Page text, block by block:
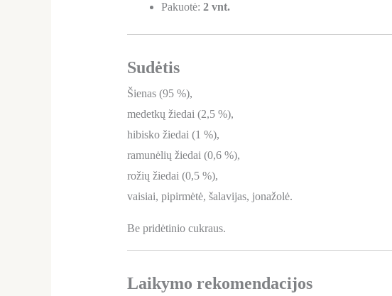
Pakuotė: 2 vnt.
Sudėtis
Šienas (95 %),
medetkų žiedai (2,5 %),
hibisko žiedai (1 %),
ramunėlių žiedai (0,6 %),
rožių žiedai (0,5 %),
vaisiai, pipirmėtė, šalavijas, jonažolė.
Be pridėtinio cukraus.
Laikymo rekomendacijos